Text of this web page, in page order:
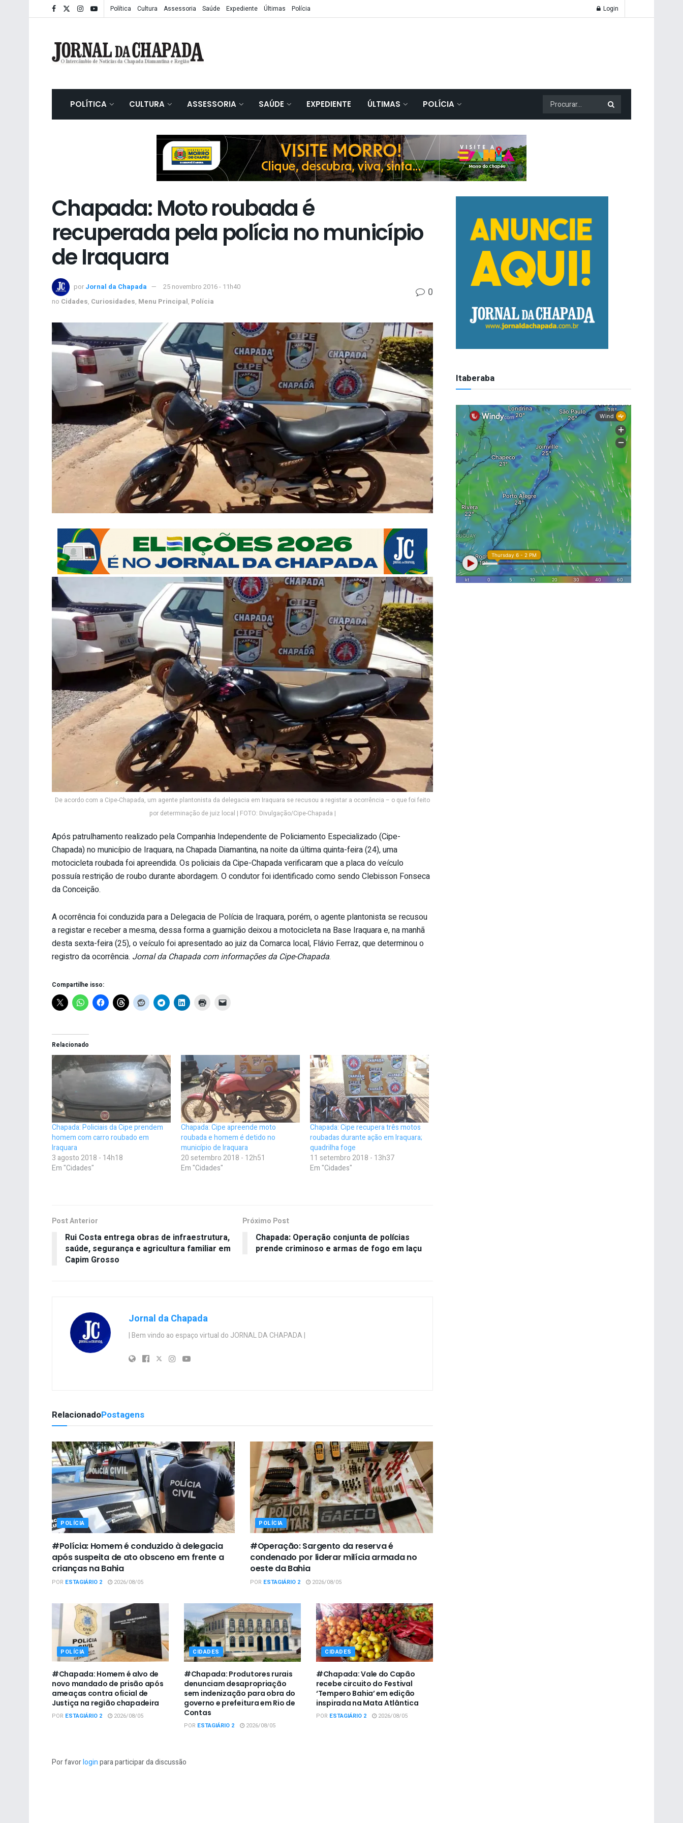
Política Cultura Assessoria Saúde Expediente Últimas Polícia Login
POLÍTICA CULTURA ASSESSORIA SAÚDE EXPEDIENTE ÚLTIMAS POLÍCIA
Chapada: Moto roubada é
recuperada pela polícia no município
de Iraquara
por Jornal da Chapada
25 novembro 2016 - 11h40
no Cidades, Curiosidades, Menu Principal, Polícia
0
De acordo com a Cipe-Chapada, um agente plantonista da delegacia em Iraquara se recusou a registar a ocorrência – o que foi feito
por determinação de juiz local | FOTO: Divulgação/Cipe-Chapada |
Após patrulhamento realizado pela Companhia Independente de Policiamento Especializado (Cipe-
Chapada) no município de Iraquara, na Chapada Diamantina, na noite da última quinta-feira (24), uma
motocicleta roubada foi apreendida. Os policiais da Cipe-Chapada verificaram que a placa do veículo
possuía restrição de roubo durante abordagem. O condutor foi identificado como sendo Clebisson Fonseca
da Conceição.
A ocorrência foi conduzida para a Delegacia de Polícia de Iraquara, porém, o agente plantonista se recusou
a registar e receber a mesma, dessa forma a guarnição deixou a motocicleta na Base Iraquara e, na manhã
desta sexta-feira (25), o veículo foi apresentado ao juiz da Comarca local, Flávio Ferraz, que determinou o
registro da ocorrência. Jornal da Chapada com informações da Cipe-Chapada.
Compartilhe isso:
Relacionado
Chapada: Policiais da Cipe prendem
homem com carro roubado em
Iraquara
3 agosto 2018 - 14h18
Em "Cidades"
Chapada: Cipe apreende moto
roubada e homem é detido no
município de Iraquara
20 setembro 2018 - 12h51
Em "Cidades"
Chapada: Cipe recupera três motos
roubadas durante ação em Iraquara;
quadrilha foge
11 setembro 2018 - 13h37
Em "Cidades"
Post Anterior
Rui Costa entrega obras de infraestrutura,
saúde, segurança e agricultura familiar em
Capim Grosso
Próximo Post
Chapada: Operação conjunta de polícias
prende criminoso e armas de fogo em Iaçu
Jornal da Chapada
| Bem vindo ao espaço virtual do JORNAL DA CHAPADA |
RelacionadoPostagens
POLÍCIA
#Polícia: Homem é conduzido à delegacia
após suspeita de ato obsceno em frente a
crianças na Bahia
POR ESTAGIÁRIO 2 2026/08/05
POLÍCIA
#Operação: Sargento da reserva é
condenado por liderar milícia armada no
oeste da Bahia
POR ESTAGIÁRIO 2 2026/08/05
POLÍCIA
#Chapada: Homem é alvo de
novo mandado de prisão após
ameaças contra oficial de
Justiça na região chapadeira
POR ESTAGIÁRIO 2 2026/08/05
CIDADES
#Chapada: Produtores rurais
denunciam desapropriação
sem indenização para obra do
governo e prefeitura em Rio de
Contas
POR ESTAGIÁRIO 2 2026/08/05
CIDADES
#Chapada: Vale do Capão
recebe circuito do Festival
‘Tempero Bahia’ em edição
inspirada na Mata Atlântica
POR ESTAGIÁRIO 2 2026/08/05
Por favorloginpara participar da discussão
Itaberaba